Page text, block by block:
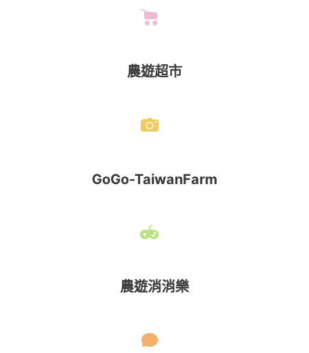
農遊超市
GoGo-TaiwanFarm
農遊消消樂